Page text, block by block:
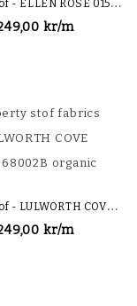
kr/m
L
Iberty Stof - LULWORTH COVE 015768002B Organic
kr/m